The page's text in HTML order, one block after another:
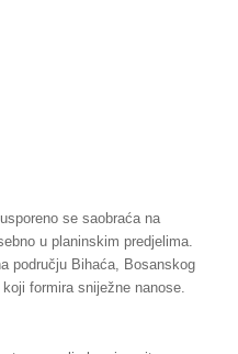
se saobraća na
u planinskim predjelima.
području Bihaća, Bosanskog
formira sniježne nanose.